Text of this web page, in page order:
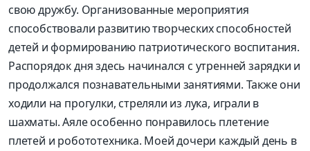
свою дружбу. Организованные мероприятия
способствовали развитию творческих способностей
детей и формированию патриотического воспитания.
Распорядок дня здесь начинался с утренней зарядки и
продолжался познавательными занятиями. Также они
ходили на прогулки, стреляли из лука, играли в
шахматы.Аялеособенно понравилось плетение
плетей и робототехника. Моей дочери каждый день в